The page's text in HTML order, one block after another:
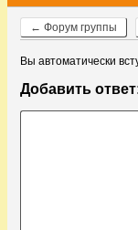
← Форум группы
Вы автоматически
Добавить